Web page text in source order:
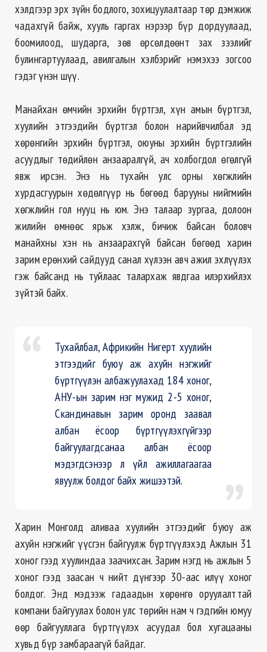
хэлдгээр эрх зүйн бодлого, зохицуулалтаар төр дэмжиж
чадахгүй байж, хууль гаргах нэрээр бүр дордуулаад,
боомилоод, шударга, зөв өрсөлдөөнт зах зээлийг
булингартуулаад, авилгалын хэлбэрийг нэмэхээ зогсоо
гэдэг үнэн шүү.
Манайхан өмчийн эрхийн бүртгэл, хүн амын бүртгэл,
хуулийн этгээдийн бүртгэл болон нарийвчилбал эд
хөрөнгийн эрхийн бүртгэл, оюуны эрхийн бүртгэлийн
асуудлыг төдийлөн анзааралгүй, ач холбогдол өгөлгүй
явж ирсэн. Энэ нь тухайн улс орны хөгжлийн
хурдасгуурын хөдөлгүүр нь бөгөөд барууны нийгмийн
хөгжлийн гол нууц нь юм. Энэ талаар зургаа, долоон
жилийн өмнөөс ярьж хэлж, бичиж байсан боловч
манайхны хэн нь анзаарахгүй байсан бөгөөд харин
зарим ерөнхий сайдууд санал хүлээн авч ажил эхлүүлэх
гэж байсанд нь туйлаас талархаж явдгаа илэрхийлэх
зүйтэй байх.
Тухайлбал, Африкийн Нигерт хуулийн
этгээдийг буюу аж ахуйн нэгжийг
бүртгүүлэн албажуулахад 184 хоног,
АНУ-ын зарим нэг мужид 2-5 хоног,
Скандинавын зарим оронд заавал
албан ёсоор бүртгүүлэхгүйгээр
байгуулагдсанаа албан ёсоор
мэдэгдсэнээр л үйл ажиллагаагаа
явуулж болдог байх жишээтэй.
Харин Монголд аливаа хуулийн этгээдийг буюу аж
ахуйн нэгжийг үүсгэн байгуулж бүртгүүлэхэд Ажлын 31
хоног гээд хуулиндаа заачихсан. Зарим нэгд нь ажлын 5
хоног гээд заасан ч нийт дүнгээр 30-аас илүү хоног
болдог. Энд мэдээж гадаадын хөрөнгө оруулалттай
компани байгуулах болон улс төрийн нам ч гэдгийн юмуу
өөр байгууллага бүртгүүлэх асуудал бол хугацааны
хувьд бүр замбараагүй байдаг.